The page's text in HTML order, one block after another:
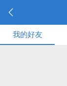
我的好友